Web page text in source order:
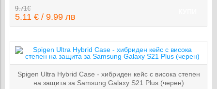
9.71€
5.11 € / 9.99 лв
Spigen Ultra Hybrid Case - хибриден кейс с висока степен
на защита за Samsung Galaxy S21 Plus (черен)